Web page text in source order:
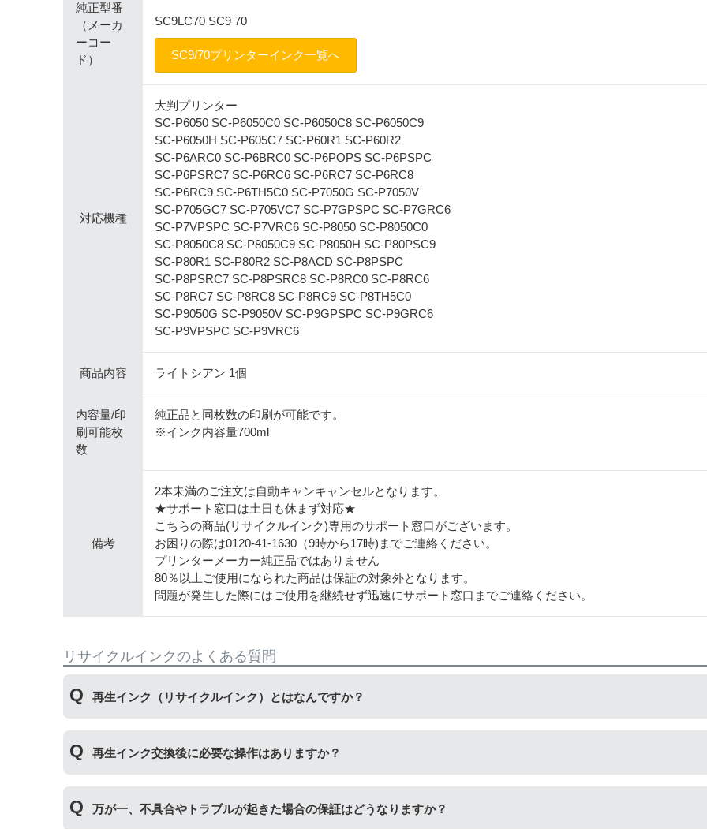
純正型番
（メーカ
ーコー
ド）
SC9LC70 SC9 70
SC9/70プリンターインク一覧へ
対応機種
大判プリンター
SC-P6050 SC-P6050C0 SC-P6050C8 SC-P6050C9
SC-P6050H SC-P605C7 SC-P60R1 SC-P60R2
SC-P6ARC0 SC-P6BRC0 SC-P6POPS SC-P6PSPC
SC-P6PSRC7 SC-P6RC6 SC-P6RC7 SC-P6RC8
SC-P6RC9 SC-P6TH5C0 SC-P7050G SC-P7050V
SC-P705GC7 SC-P705VC7 SC-P7GPSPC SC-P7GRC6
SC-P7VPSPC SC-P7VRC6 SC-P8050 SC-P8050C0
SC-P8050C8 SC-P8050C9 SC-P8050H SC-P80PSC9
SC-P80R1 SC-P80R2 SC-P8ACD SC-P8PSPC
SC-P8PSRC7 SC-P8PSRC8 SC-P8RC0 SC-P8RC6
SC-P8RC7 SC-P8RC8 SC-P8RC9 SC-P8TH5C0
SC-P9050G SC-P9050V SC-P9GPSPC SC-P9GRC6
SC-P9VPSPC SC-P9VRC6
商品内容 ライトシアン 1個
内容量/印
刷可能枚
数
純正品と同枚数の印刷が可能です。
※インク内容量700ml
備考
2本未満のご注文は自動キャンキャンセルとなります。
★サポート窓口は土日も休まず対応★
こちらの商品(リサイクルインク)専用のサポート窓口がございます。
お困りの際は0120-41-1630（9時から17時)までご連絡ください。
プリンターメーカー純正品ではありません
80％以上ご使用になられた商品は保証の対象外となります。
問題が発生した際にはご使用を継続せず迅速にサポート窓口までご連絡ください。
リサイクルインクのよくある質問
再生インク（リサイクルインク）とはなんですか？
す。
再生インク交換後に必要な操作はありますか？
プボタンを5秒以上押していただくとご使用いただけます。
万が一、不具合やトラブルが起きた場合の保証はどうなりますか？